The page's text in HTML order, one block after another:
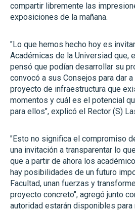
compartir libremente las
exposiciones de la mañana.
"Lo que hemos hecho hoy es
Académicas de la Universiad que,
pensó que podían desarrollar su
convocó a sus Consejos para dar
proyecto de infraestructura que
momentos y cuál es el potencial
para ellos", explicó el Rector (S)
"Esto no significa el compromiso
una invitación a transparentar lo
que a partir de ahora los
hay posibilidades de un futuro
Facultad, unan fuerzas y
proyecto concreto", agregó junto
autoridad estarán disponibles